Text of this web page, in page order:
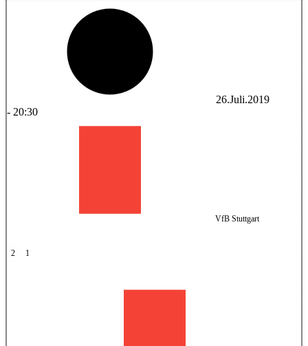
26.Juli.2019
- 20:30
VfB Stuttgart
2 1